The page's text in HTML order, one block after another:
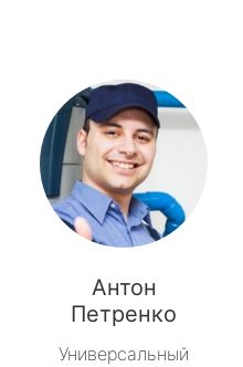
Антон
Петренко
Универсальный